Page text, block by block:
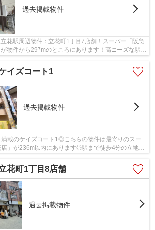
過去掲載物件
花駅周辺物件：立花町1丁目7店舗！スーパー「阪急
物件から297mのところにあります！高ニーズな駅近
イズコート1
過去掲載物件
満載のケイズコート1◎こちらの物件は最寄りのスー
」が236m以内にあります◎駅まで徒歩4分の立地が
高い物件です(^^)
花町1丁目8店舗
過去掲載物件